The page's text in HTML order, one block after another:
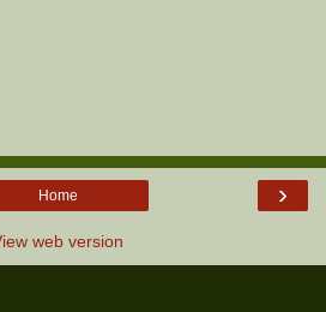
›
Home
web version